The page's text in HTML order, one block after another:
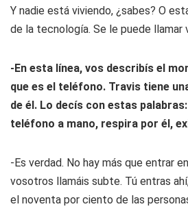
Y nadie está viviendo, ¿sabes? O
de la tecnología. Se le puede llamar
-En esta línea, vos describís el
que es el teléfono. Travis tiene
de él. Lo decís con estas
teléfono a mano, respira por él,
-Es verdad. No hay más que entrar
vosotros llamáis subte. Tú entras
el noventa por ciento de las